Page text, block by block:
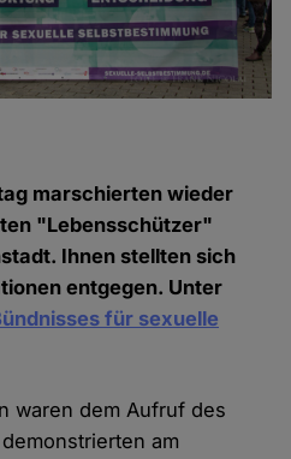
marschierten wieder
"Lebensschützer"
Ihnen stellten sich
entgegen. Unter
für sexuelle
waren dem Aufruf des
am